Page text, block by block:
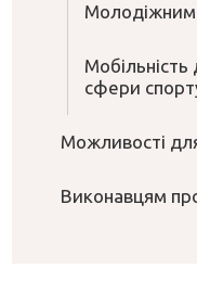
Молодіжним
Мобільність
сфери
Можливості
Виконавцям